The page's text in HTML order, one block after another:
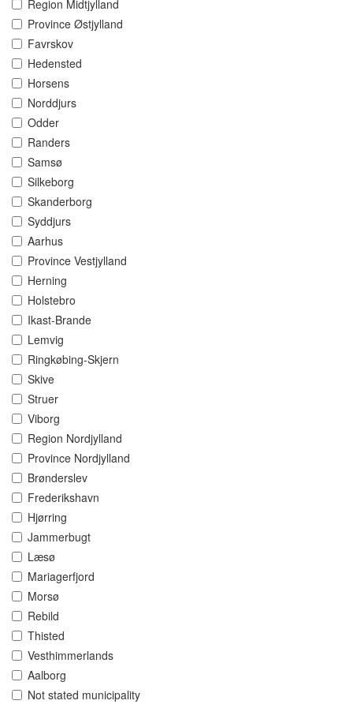
Region Midtjylland
Province Østjylland
Favrskov
Hedensted
Horsens
Norddjurs
Odder
Randers
Samsø
Silkeborg
Skanderborg
Syddjurs
Aarhus
Province Vestjylland
Herning
Holstebro
Ikast-Brande
Lemvig
Ringkøbing-Skjern
Skive
Struer
Viborg
Region Nordjylland
Province Nordjylland
Brønderslev
Frederikshavn
Hjørring
Jammerbugt
Læsø
Mariagerfjord
Morsø
Rebild
Thisted
Vesthimmerlands
Aalborg
Not stated municipality